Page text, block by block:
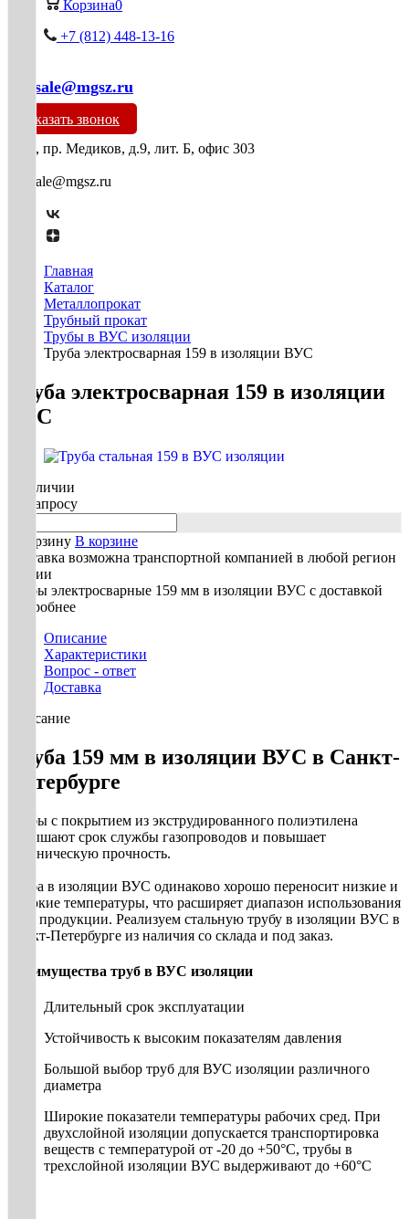
Корзина0
+7 (812) 448-13-16
mg-sale@mgsz.ru
Заказать звонок
СПб, пр. Медиков, д.9, лит. Б, офис 303
mg-sale@mgsz.ru
Главная
Каталог
Металлопрокат
Трубный прокат
Трубы в ВУС изоляции
Труба электросварная 159 в изоляции ВУС
Труба электросварная 159 в изоляции
ВУС
В наличии
По запросу
В корзину В корзине
Доставка возможна транспортной компанией в любой регион
России
Трубы электросварные 159 мм в изоляции ВУС с доставкой
Подробнее
Описание
Характеристики
Вопрос - ответ
Доставка
Описание
Труба 159 мм в изоляции ВУС в Санкт-
Петербурге
Трубы с покрытием из экструдированного полиэтилена
повышают срок службы газопроводов и повышает
механическую прочность.
Труба в изоляции ВУС одинаково хорошо переносит низкие и
высокие температуры, что расширяет диапазон использования
этой продукции. Реализуем стальную трубу в изоляции ВУС в
Санкт-Петербурге из наличия со склада и под заказ.
Преимущества труб в ВУС изоляции
Длительный срок эксплуатации
Устойчивость к высоким показателям давления
Большой выбор труб для ВУС изоляции различного
диаметра
Широкие показатели температуры рабочих сред. При
двухслойной изоляции допускается транспортировка
веществ с температурой от -20 до +50°С, трубы в
трехслойной изоляции ВУС выдерживают до +60°С